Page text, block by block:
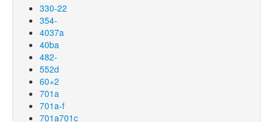
330-22
354-
4037a
40ba
482-
552d
60×2
701a
701a-f
701a701c